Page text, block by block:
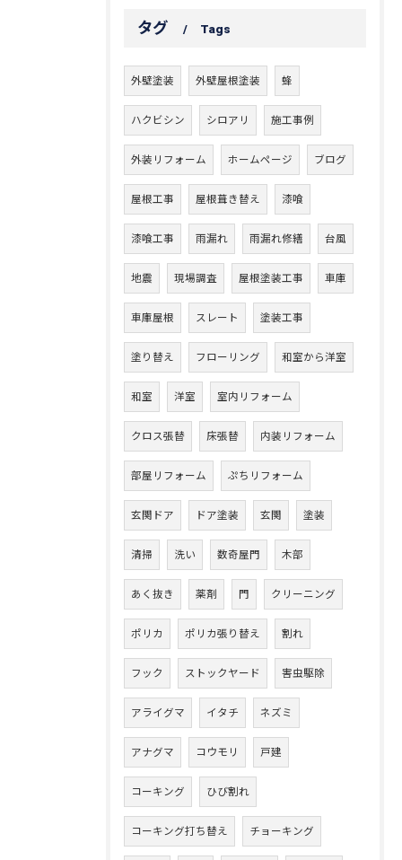
タグ Tags
外壁塗装 外壁屋根塗装 蜂
ハクビシン シロアリ 施工事例
外装リフォーム ホームページ ブログ
屋根工事 屋根葺き替え 漆喰
漆喰工事 雨漏れ 雨漏れ修繕 台風
地震 現場調査 屋根塗装工事 車庫
車庫屋根 スレート 塗装工事
塗り替え フローリング 和室から洋室
和室 洋室 室内リフォーム
クロス張替 床張替 内装リフォーム
部屋リフォーム ぷちリフォーム
玄関ドア ドア塗装 玄関 塗装
清掃 洗い 数奇屋門 木部
あく抜き 薬剤 門 クリーニング
ポリカ ポリカ張り替え 割れ
フック ストックヤード 害虫駆除
アライグマ イタチ ネズミ
アナグマ コウモリ 戸建
コーキング ひび割れ
コーキング打ち替え チョーキング